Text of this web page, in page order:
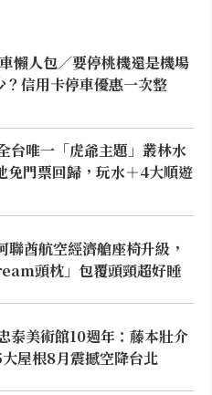
懶人包／要停桃機還是機場
？信用卡停車優惠一次整
台唯一「虎爺主題」叢林水
免門票回歸，玩水＋4大順遊
聯酋航空經濟艙座椅升級，
頭枕」包覆頭頸超好睡
泰美術館10週年：藤本壯介
屋根8月震撼空降台北